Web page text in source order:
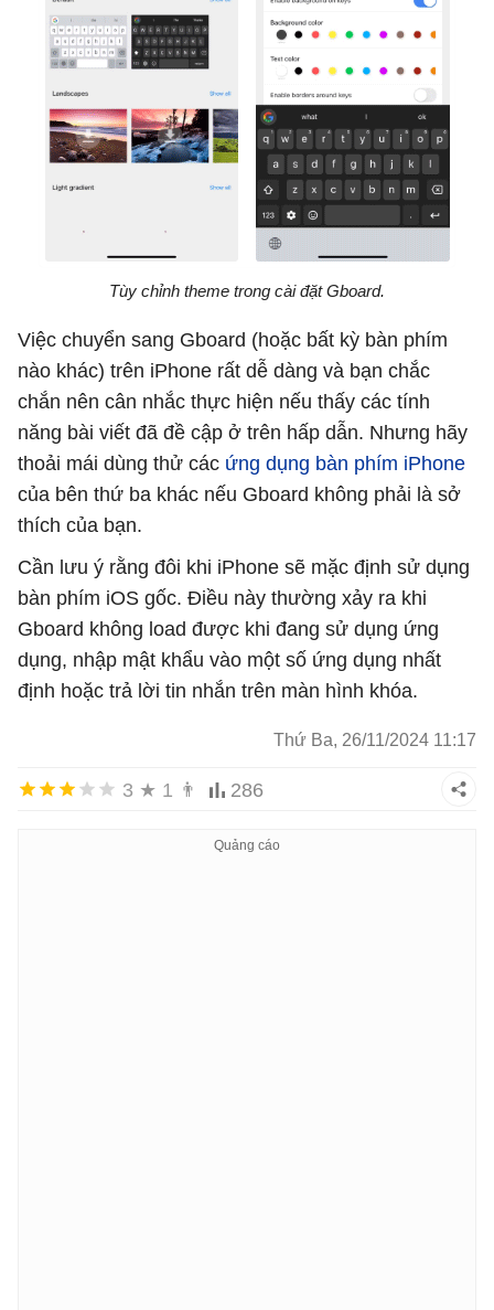
Tùy chỉnh theme trong cài đặt Gboard.
Việc chuyển sang Gboard (hoặc bất kỳ bàn phím
nào khác) trên iPhone rất dễ dàng và bạn chắc
chắn nên cân nhắc thực hiện nếu thấy các tính
năng bài viết đã đề cập ở trên hấp dẫn. Nhưng hãy
thoải mái dùng thử các ứng dụng bàn phím iPhone
của bên thứ ba khác nếu Gboard không phải là sở
thích của bạn.
Cần lưu ý rằng đôi khi iPhone sẽ mặc định sử dụng
bàn phím iOS gốc. Điều này thường xảy ra khi
Gboard không load được khi đang sử dụng ứng
dụng, nhập mật khẩu vào một số ứng dụng nhất
định hoặc trả lời tin nhắn trên màn hình khóa.
Thứ Ba, 26/11/2024 11:17
3 ★ 1 👨 286